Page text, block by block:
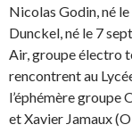
Nicolas Godin, né
Dunckel, né le 7
Air, groupe électro
rencontrent au
l’éphémère groupe
et Xavier Jamaux